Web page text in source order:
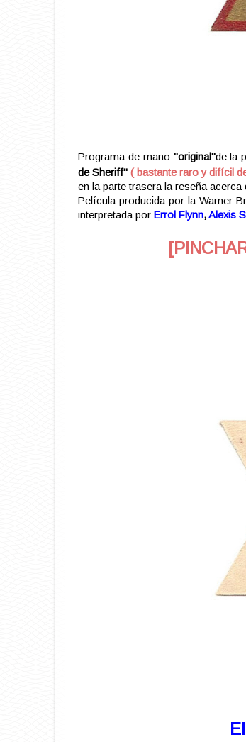
Programa de mano "original"de la
de Sheriff" ( bastante raro y difícil
en la parte trasera la reseña
Película producida por la Warner
interpretada por Errol Flynn,Alexis